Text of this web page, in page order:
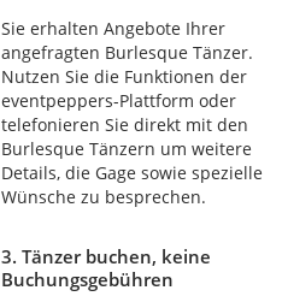
Sie erhalten Angebote Ihrer
angefragten Burlesque Tänzer.
Nutzen Sie die Funktionen der
eventpeppers-Plattform oder
telefonieren Sie direkt mit den
Burlesque Tänzern um weitere
Details, die Gage sowie spezielle
Wünsche zu besprechen.
3. Tänzer buchen, keine
Buchungsgebühren